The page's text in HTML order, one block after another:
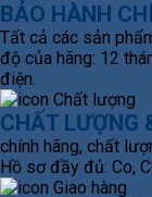
BẢO HÀNH
Tất cả các sản
độ của hãng: 12
điện.
CHẤT LƯỢNG
chính hãng, chất
Hồ sơ đầy đủ: Co,